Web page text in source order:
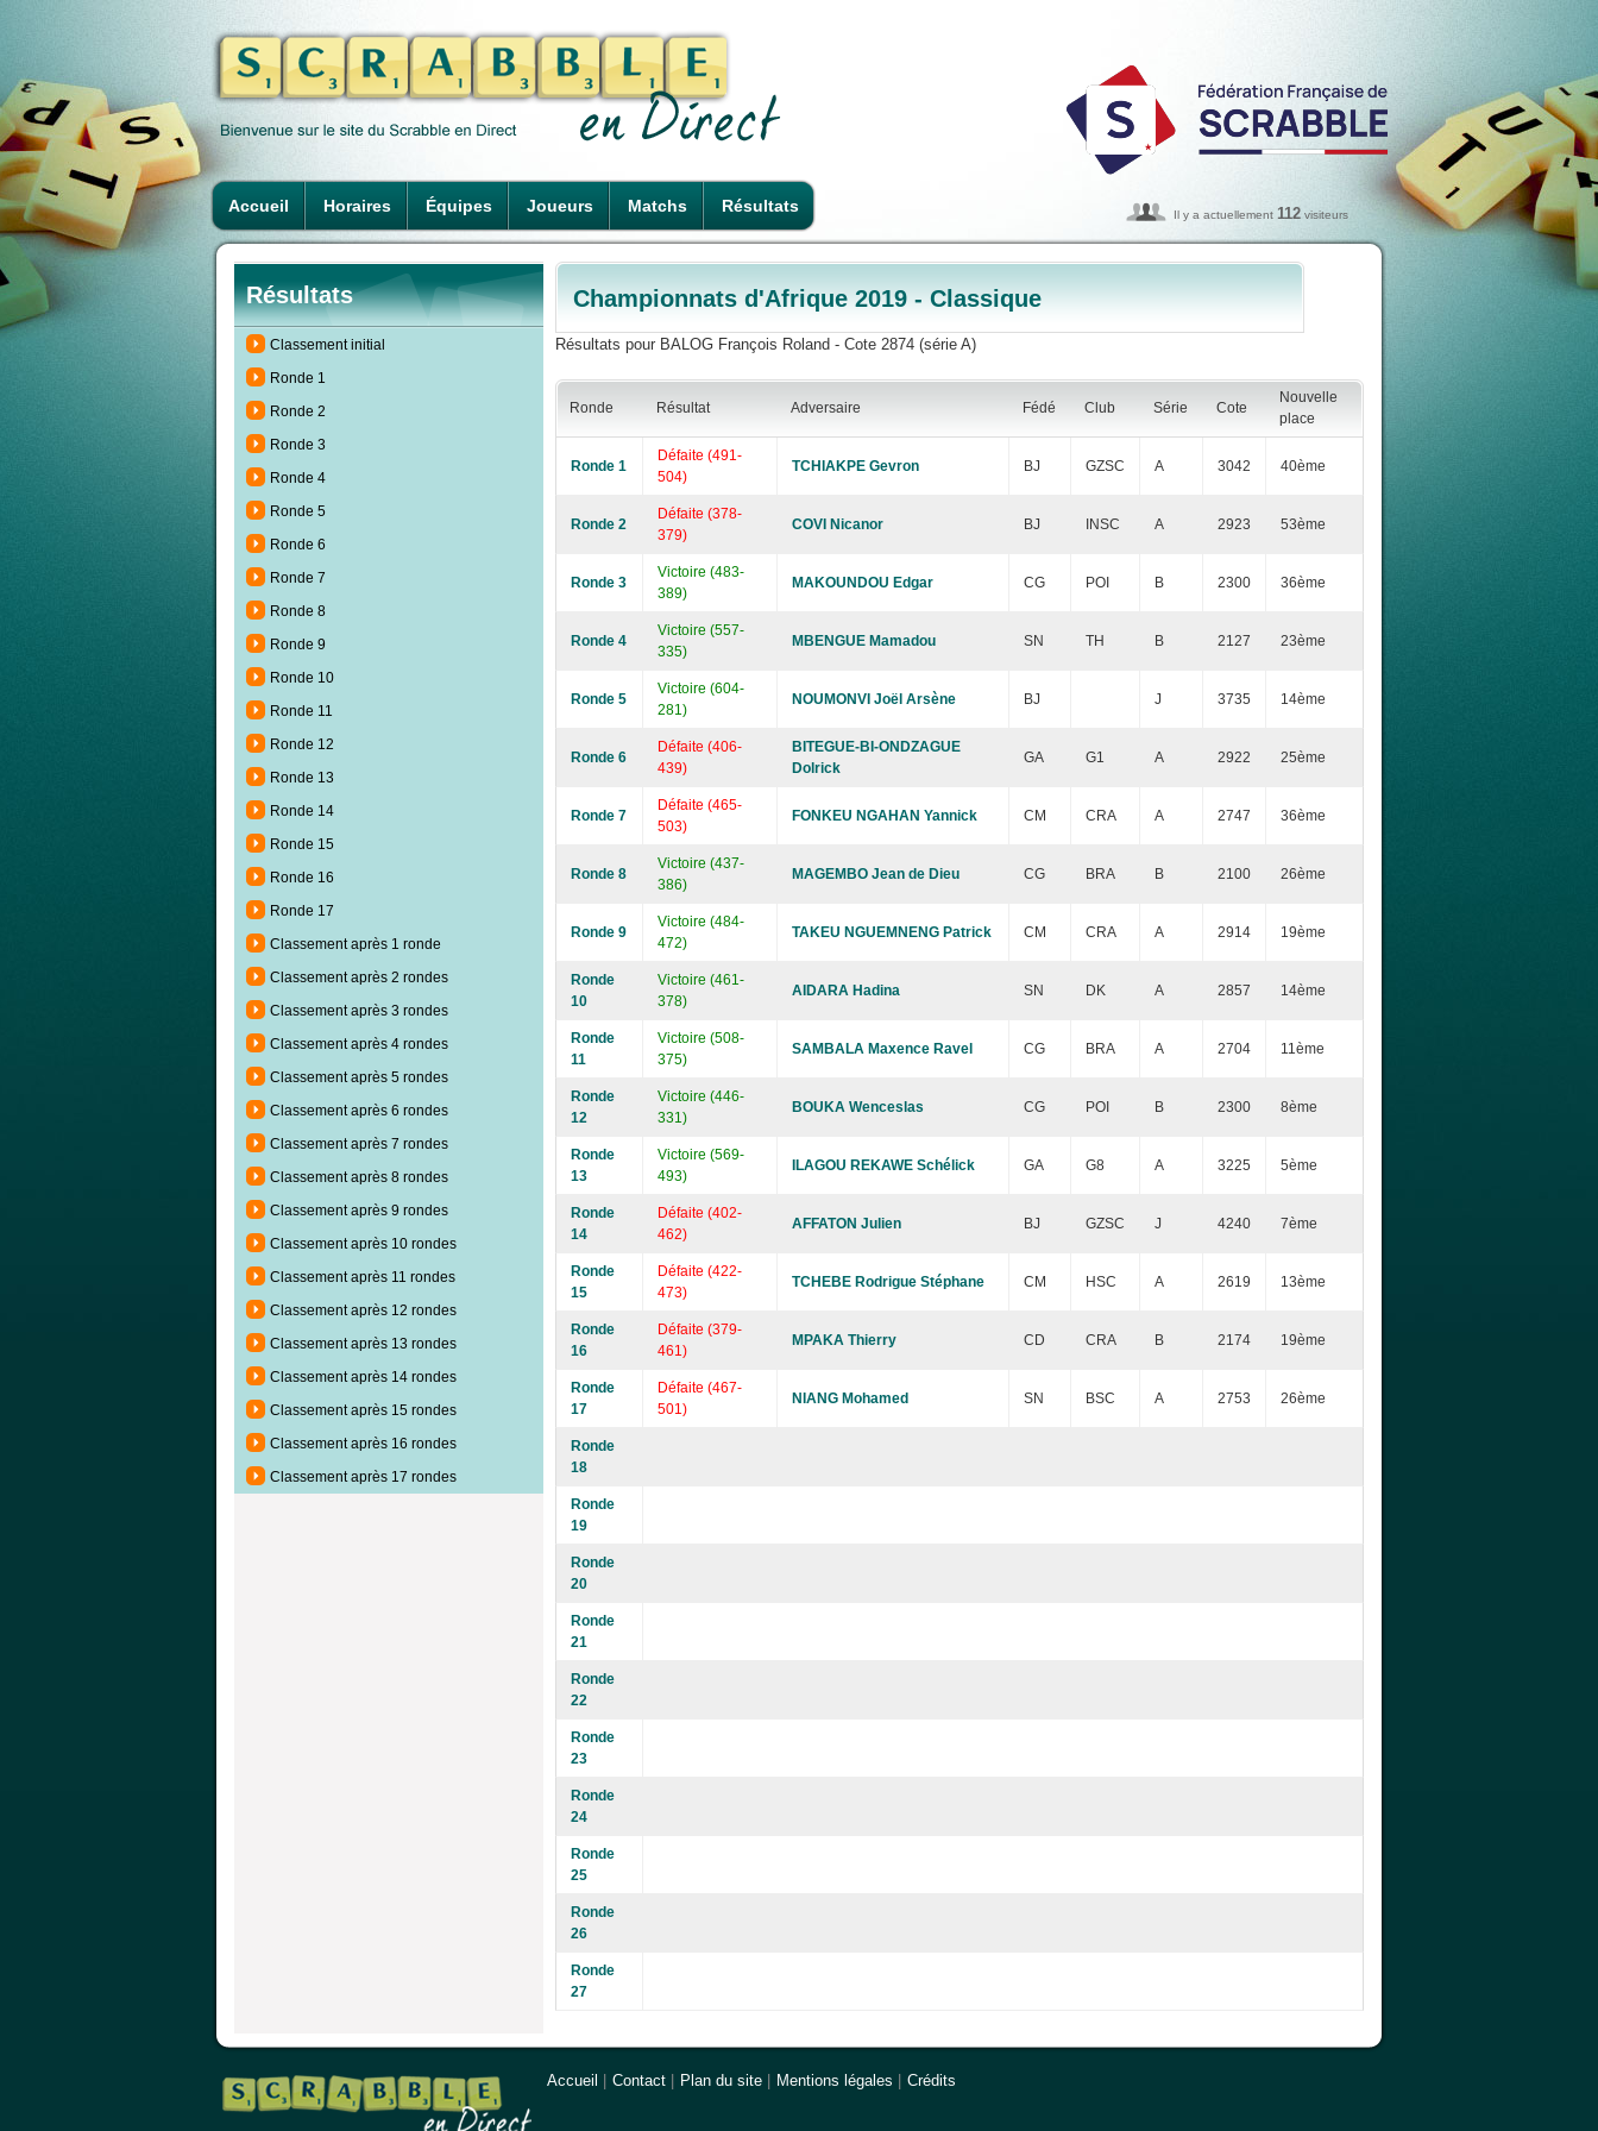
Accueil Horaires Équipes Joueurs Matchs Résultats Il y a actuellement 112 visiteurs
Résultats
Classement initial
Ronde 1
Ronde 2
Ronde 3
Ronde 4
Ronde 5
Ronde 6
Ronde 7
Ronde 8
Ronde 9
Ronde 10
Ronde 11
Ronde 12
Ronde 13
Ronde 14
Ronde 15
Ronde 16
Ronde 17
Classement après 1 ronde
Classement après 2 rondes
Classement après 3 rondes
Classement après 4 rondes
Classement après 5 rondes
Classement après 6 rondes
Classement après 7 rondes
Classement après 8 rondes
Classement après 9 rondes
Classement après 10 rondes
Classement après 11 rondes
Classement après 12 rondes
Classement après 13 rondes
Classement après 14 rondes
Classement après 15 rondes
Classement après 16 rondes
Classement après 17 rondes
Championnats d'Afrique 2019 - Classique
Résultats pour BALOG François Roland - Cote 2874 (série A)
Ronde Résultat Adversaire Fédé Club Série Cote
Nouvelle
place
Ronde 1
Défaite (491-
504)
TCHIAKPE Gevron BJ GZSC A 3042 40ème
Ronde 2
Défaite (378-
379)
COVI Nicanor BJ INSC A 2923 53ème
Ronde 3
Victoire (483-
389)
MAKOUNDOU Edgar CG POI B 2300 36ème
Ronde 4
Victoire (557-
335)
MBENGUE Mamadou SN TH B 2127 23ème
Ronde 5
Victoire (604-
281)
NOUMONVI Joël Arsène BJ J 3735 14ème
Ronde 6
Défaite (406-
439)
BITEGUE-BI-ONDZAGUE
Dolrick
GA G1 A 2922 25ème
Ronde 7
Défaite (465-
503)
FONKEU NGAHAN Yannick CM CRA A 2747 36ème
Ronde 8
Victoire (437-
386)
MAGEMBO Jean de Dieu CG BRA B 2100 26ème
Ronde 9
Victoire (484-
472)
TAKEU NGUEMNENG Patrick CM CRA A 2914 19ème
Ronde
10
Victoire (461-
378)
AIDARA Hadina SN DK A 2857 14ème
Ronde
11
Victoire (508-
375)
SAMBALA Maxence Ravel CG BRA A 2704 11ème
Ronde
12
Victoire (446-
331)
BOUKA Wenceslas CG POI B 2300 8ème
Ronde
13
Victoire (569-
493)
ILAGOU REKAWE Schélick GA G8 A 3225 5ème
Ronde
14
Défaite (402-
462)
AFFATON Julien BJ GZSC J 4240 7ème
Ronde
15
Défaite (422-
473)
TCHEBE Rodrigue Stéphane CM HSC A 2619 13ème
Ronde
16
Défaite (379-
461)
MPAKA Thierry CD CRA B 2174 19ème
Ronde
17
Défaite (467-
501)
NIANG Mohamed SN BSC A 2753 26ème
Ronde
18
Ronde
19
Ronde
20
Ronde
21
Ronde
22
Ronde
23
Ronde
24
Ronde
25
Ronde
26
Ronde
27
Accueil Contact Plan du site Mentions légales Crédits